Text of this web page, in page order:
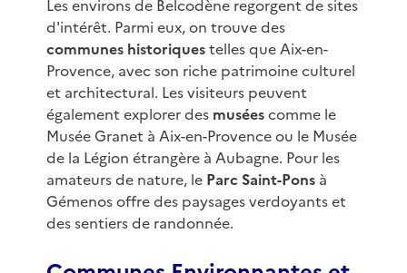
Les environs de Belcodène regorgent de sites
d'intérêt. Parmi eux, on trouve des
communes historiquestelles que Aix-en-
Provence, avec son riche patrimoine culturel
et architectural. Les visiteurs peuvent
également explorer des muséescomme le
Musée Granet à Aix-en-Provence ou le Musée
de la Légion étrangère à Aubagne. Pour les
amateurs de nature, le Parc Saint-Ponsà
Gémenos offre des paysages verdoyants et
des sentiers de randonnée.